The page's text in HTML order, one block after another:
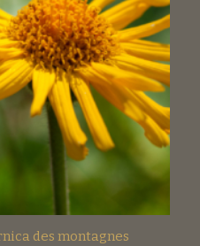
des montagnes